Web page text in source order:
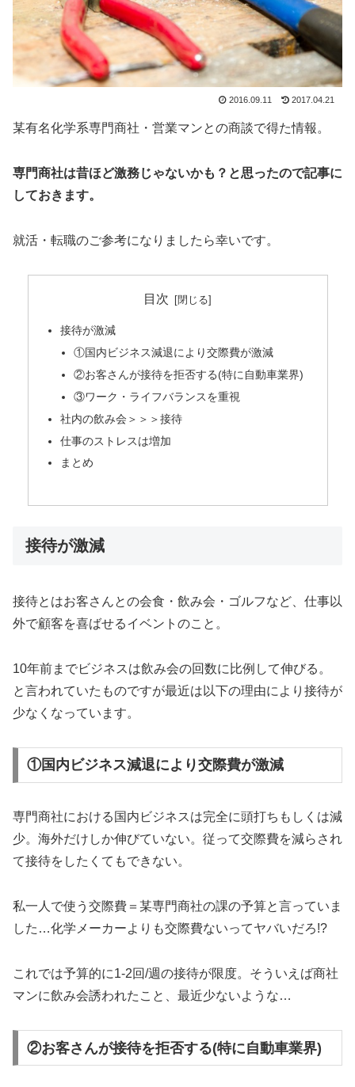
2016.09.11 2017.04.21
某有名化学系専門商社・営業マンとの商談で得た情報。
専門商社は昔ほど激務じゃないかも？と思ったので記事に
しておきます。
就活・転職のご参考になりましたら幸いです。
目次
接待が激減
①国内ビジネス減退により交際費が激減
②お客さんが接待を拒否する(特に自動車業界)
③ワーク・ライフバランスを重視
社内の飲み会＞＞＞接待
仕事のストレスは増加
まとめ
接待が激減
接待とはお客さんとの会食・飲み会・ゴルフなど、仕事以
外で顧客を喜ばせるイベントのこと。
10年前までビジネスは飲み会の回数に比例して伸びる。
と言われていたものですが最近は以下の理由により接待が
少なくなっています。
①国内ビジネス減退により交際費が激減
専門商社における国内ビジネスは完全に頭打ちもしくは減
少。海外だけしか伸びていない。従って交際費を減らされ
て接待をしたくてもできない。
私一人で使う交際費＝某専門商社の課の予算と言っていま
した…化学メーカーよりも交際費ないってヤバいだろ!?
これでは予算的に1-2回/週の接待が限度。そういえば商社
マンに飲み会誘われたこと、最近少ないような…
②お客さんが接待を拒否する(特に自動車業界)